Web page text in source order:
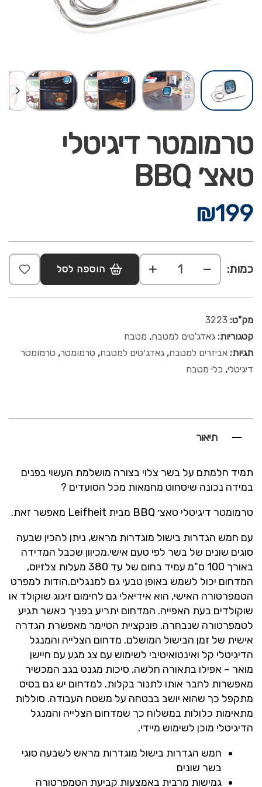
טרמומטר דיגיטלי
טאצ׳ BBQ
₪199
כמות: הוספה לסל
מק"ט: 3223
קטגוריות: גאדג'טים למטבח, מטבח
תגיות: אביזרים למטבח, גאדג׳טים למטבח, טרמומטר, טרמומטר
דיגיטלי, כלי מטבח
תיאור
תמיד חלמתם על בשר צלוי בצורה מושלמת העשוי בפנים
במידה נכונה שיסחוט מחמאות מכל הסועדים ?
טרמומטר דיגיטלי טאצ׳ BBQ מבית Leifheit מאפשר זאת.
עם חמש הגדרות בישול מוגדרות מראש, ניתן להכין שבעה
סוגים שונים של בשר לפי טעם אישי.מכיוון שכבל המדידה
באורך 100 ס"מ עמיד בחום של עד 380 מעלות צלזיוס,
המדחום יכול לשמש באופן טבעי גם למנגלים.הודות למפרט
הטמפרטורה האישי, הוא אידיאלי גם לחימום זיגוג שוקולד או
שוקולדים בעת האפייה. המדחום יתריע בפניך כאשר תגיע
לטמפרטורה שנבחרה. פונקציית הטיימר מאפשרת הגדרה
אישית של זמן הבישול המושלם. מדחום הצלייה והמנגל
הדיגיטלי קל ואינטואיטיבי לשימוש עם צג מגע עם חיישן
מואר – אפילו בתאורה חלשה. סיכות מגנט בגב המכשיר
מאפשרות לחבר אותו לתנור בקלות. למדחום יש גם בסיס
מתקפל כך שהוא יושב בבטחה על משטח העבודה. סוללות
מתאימות כלולות במשלוח כך שמדחום הצלייה והמנגל
הדיגיטלי מוכן לשימוש מיידי.
חמש הגדרות בישול מוגדרות מראש לשבעה סוגי
בשר שונים
גמישות מרבית באמצעות קביעת הטמפרטורה